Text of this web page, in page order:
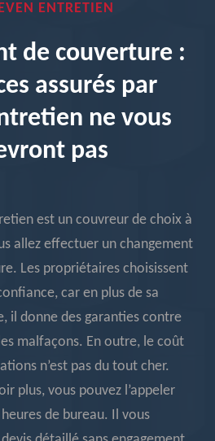
ENTRETIEN
de couverture :
assurés par
ne vous
pas
est un couvreur de choix à
allez effectuer un changement
Les propriétaires choisissent
car en plus de sa
il donne des garanties contre
malfaçons. En outre, le coût
n’est pas du tout cher.
plus, vous pouvez l’appeler
de bureau. Il vous